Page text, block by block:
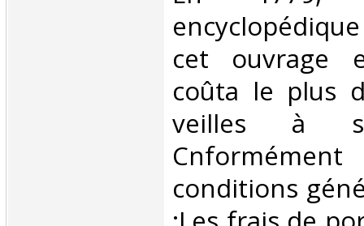
cet ouvrage
coûta le plus
veilles à
conditions